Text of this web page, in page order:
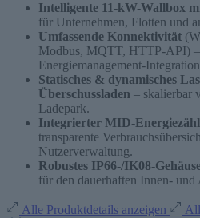
Intelligente 11-kW-Wallbox
für Unternehmen, Flotten und
Umfassende Konnektivität
Modbus, MQTT, HTTP-API)
Energiemanagement-
Statisches & dynamisches
Überschussladen – skalierbar
Ladepark.
Integrierter MID-
transparente
Nutzerverwaltung.
Robustes IP66-/IK08-
für den dauerhaften Innen- und
Alle Produktdetails anzeigen